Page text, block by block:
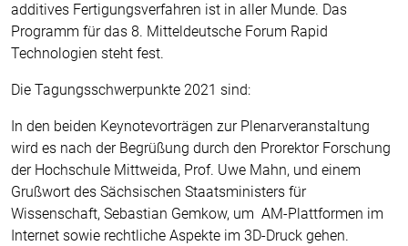
additives Fertigungsverfahren ist in aller Munde. Das
Programm für das 8. Mitteldeutsche Forum Rapid
Technologien steht fest.
Die Tagungsschwerpunkte 2021 sind:
In den beiden Keynotevorträgen zur Plenarveranstaltung
wird es nach der Begrüßung durch den Prorektor Forschung
der Hochschule Mittweida, Prof. Uwe Mahn, und einem
Grußwort des Sächsischen Staatsministers für
Wissenschaft, Sebastian Gemkow, um AM-Plattformen im
Internet sowie rechtliche Aspekte im 3D-Druck gehen.